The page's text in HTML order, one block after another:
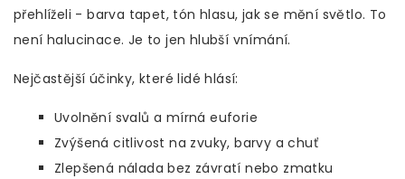
přehlíželi - barva tapet, tón hlasu, jak se mění světlo. To
není halucinace. Je to jen hlubší vnímání.
Nejčastější účinky, které lidé hlásí:
Uvolnění svalů a mírná euforie
Zvýšená citlivost na zvuky, barvy a chuť
Zlepšená nálada bez závratí nebo zmatku